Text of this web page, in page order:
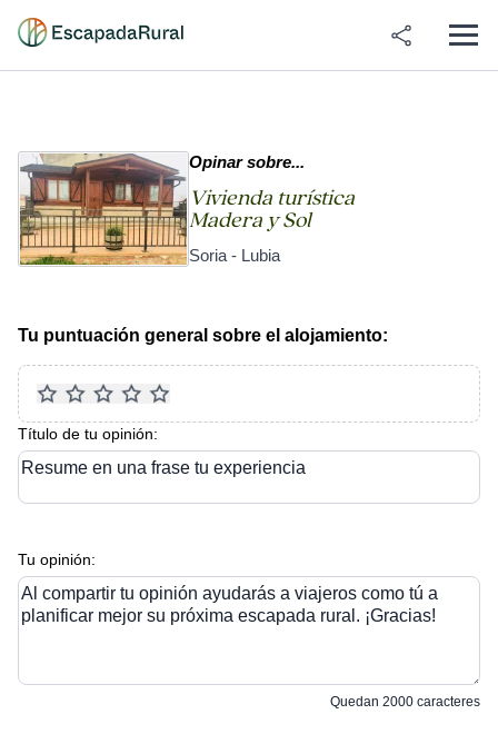
Opinar sobre...
Vivienda turística
Madera y Sol
Soria - Lubia
Tu puntuación general sobre el alojamiento:
Título de tu opinión:
Resume en una frase tu experiencia
Tu opinión:
Al compartir tu opinión ayudarás a viajeros como tú a
planificar mejor su próxima escapada rural. ¡Gracias!
Quedan 2000 caracteres